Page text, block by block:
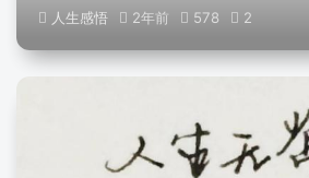
人生感悟 2年前 578 2